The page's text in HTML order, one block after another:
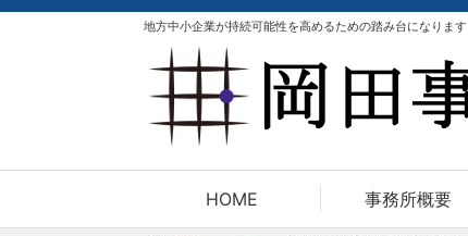
地方中小企業が持続可能性を高めるための踏み台になります
HOME 事務所概要